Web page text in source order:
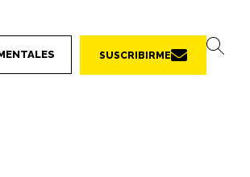
SUSCRIBIRME